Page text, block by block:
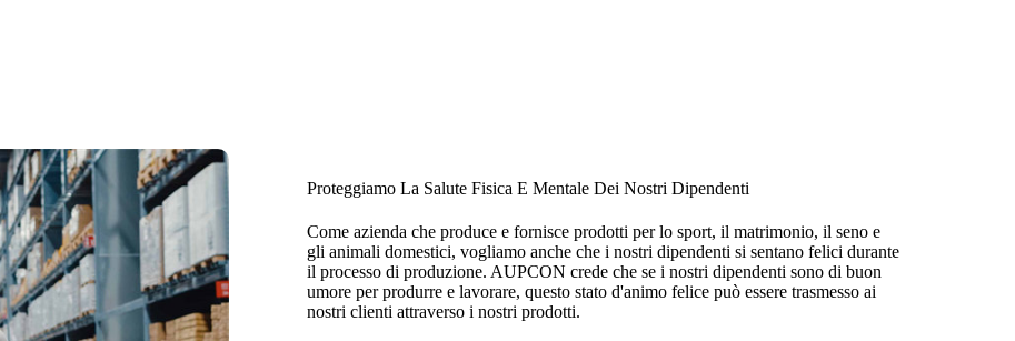
Proteggiamo La Salute Fisica E Mentale Dei Nostri Dipendenti
Come azienda che produce e fornisce prodotti per lo sport, il matrimonio, il seno e
gli animali domestici, vogliamo anche che i nostri dipendenti si sentano felici durante
il processo di produzione. AUPCON crede che se i nostri dipendenti sono di buon
umore per produrre e lavorare, questo stato d'animo felice può essere trasmesso ai
nostri clienti attraverso i nostri prodotti.